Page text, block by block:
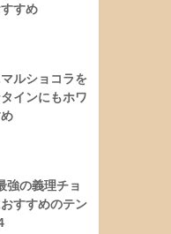
すめ
ルショコラを
インにもホワ
強の義理チョ
すすめのテン